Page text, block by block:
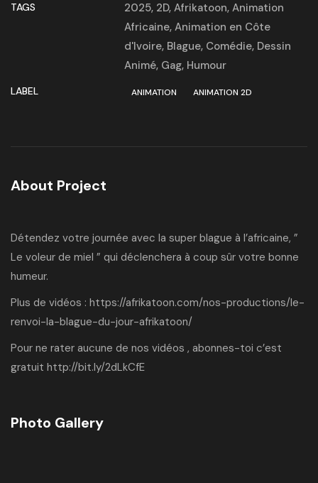
TAGS 2025, 2D, Afrikatoon, Animation
Africaine, Animation en Côte
d'Ivoire, Blague, Comédie, Dessin
Animé, Gag, Humour
LABEL ANIMATION ANIMATION 2D
About Project
Détendez votre journée avec la super blague à l’africaine, ”
Le voleur de miel ” qui déclenchera à coup sûr votre bonne
humeur.
Plus de vidéos : https://afrikatoon.com/nos-productions/le-
renvoi-la-blague-du-jour-afrikatoon/
Pour ne rater aucune de nos vidéos , abonnes-toi c’est
gratuit http://bit.ly/2dLkCfE
Photo Gallery